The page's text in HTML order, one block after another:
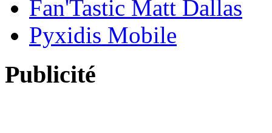
Fan'Tastic Matt Dallas
Pyxidis Mobile
Publicité